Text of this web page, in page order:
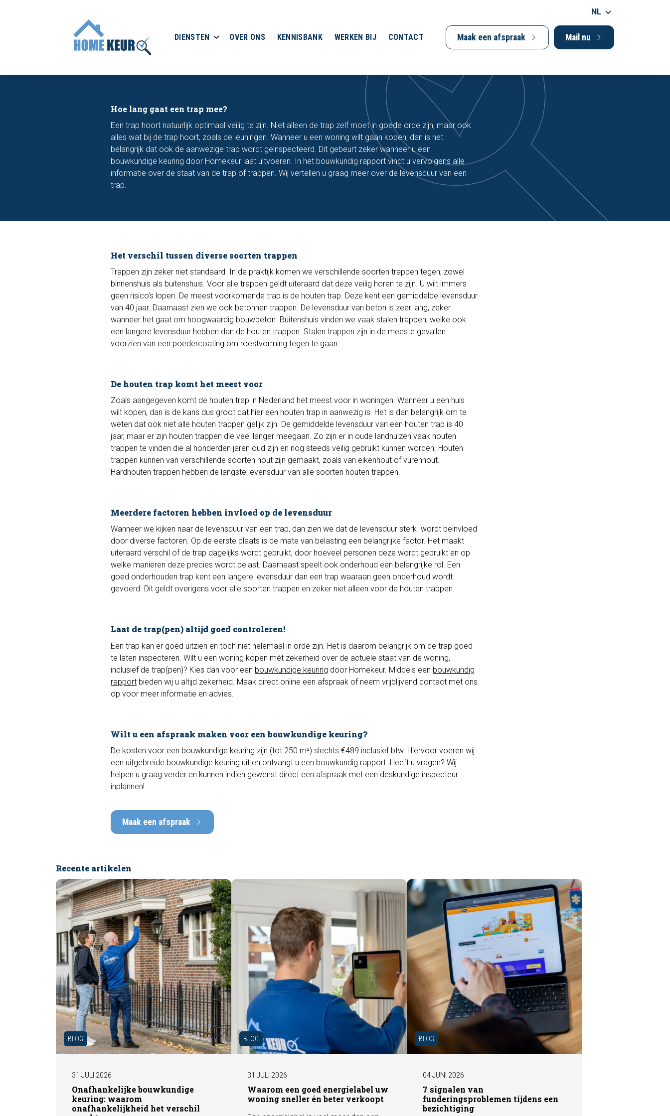
DIENSTEN OVER ONS KENNISBANK WERKEN BIJ CONTACT
NL
Maak een afspraak Mail nu
Hoe lang gaat een trap mee?
Een trap hoort natuurlijk optimaal veilig te zijn. Niet alleen de trap zelf moet in goede orde zijn, maar ook
alles wat bij de trap hoort, zoals de leuningen. Wanneer u een woning wilt gaan kopen, dan is het
belangrijk dat ook de aanwezige trap wordt geïnspecteerd. Dit gebeurt zeker wanneer u een
bouwkundige keuring door Homekeur laat uitvoeren. In het bouwkundig rapport vindt u vervolgens alle
informatie over de staat van de trap of trappen. Wij vertellen u graag meer over de levensduur van een
trap.
Het verschil tussen diverse soorten trappen
Trappen zijn zeker niet standaard. In de praktijk komen we verschillende soorten trappen tegen, zowel
binnenshuis als buitenshuis. Voor alle trappen geldt uiteraard dat deze veilig horen te zijn. U wilt immers
geen risico’s lopen. De meest voorkomende trap is de houten trap. Deze kent een gemiddelde levensduur
van 40 jaar. Daarnaast zien we ook betonnen trappen. De levensduur van beton is zeer lang, zeker
wanneer het gaat om hoogwaardig bouwbeton. Buitenshuis vinden we vaak stalen trappen, welke ook
een langere levensduur hebben dan de houten trappen. Stalen trappen zijn in de meeste gevallen
voorzien van een poedercoating om roestvorming tegen te gaan.
De houten trap komt het meest voor
Zoals aangegeven komt de houten trap in Nederland het meest voor in woningen. Wanneer u een huis
wilt kopen, dan is de kans dus groot dat hier een houten trap in aanwezig is. Het is dan belangrijk om te
weten dat ook niet alle houten trappen gelijk zijn. De gemiddelde levensduur van een houten trap is 40
jaar, maar er zijn houten trappen die veel langer meegaan. Zo zijn er in oude landhuizen vaak houten
trappen te vinden die al honderden jaren oud zijn en nog steeds veilig gebruikt kunnen worden. Houten
trappen kunnen van verschillende soorten hout zijn gemaakt, zoals van eikenhout of vurenhout.
Hardhouten trappen hebben de langste levensduur van alle soorten houten trappen.
Meerdere factoren hebben invloed op de levensduur
Wanneer we kijken naar de levensduur van een trap, dan zien we dat de levensduur sterk wordt beïnvloed
door diverse factoren. Op de eerste plaats is de mate van belasting een belangrijke factor. Het maakt
uiteraard verschil of de trap dagelijks wordt gebruikt, door hoeveel personen deze wordt gebruikt en op
welke manieren deze precies wordt belast. Daarnaast speelt ook onderhoud een belangrijke rol. Een
goed onderhouden trap kent een langere levensduur dan een trap waaraan geen onderhoud wordt
gevoerd. Dit geldt overigens voor alle soorten trappen en zeker niet alleen voor de houten trappen.
Laat de trap(pen) altijd goed controleren!
Een trap kan er goed uitzien en toch niet helemaal in orde zijn. Het is daarom belangrijk om de trap goed
te laten inspecteren. Wilt u een woning kopen mét zekerheid over de actuele staat van de woning,
inclusief de trap(pen)? Kies dan voor een bouwkundige keuring door Homekeur. Middels een bouwkundig
rapport bieden wij u altijd zekerheid. Maak direct online een afspraak of neem vrijblijvend contact met ons
op voor meer informatie en advies.
Wilt u een afspraak maken voor een bouwkundige keuring?
De kosten voor een bouwkundige keuring zijn (tot 250 m²) slechts €489 inclusief btw. Hiervoor voeren wij
een uitgebreide bouwkundige keuring uit en ontvangt u een bouwkundig rapport. Heeft u vragen? Wij
helpen u graag verder en kunnen indien gewenst direct een afspraak met een deskundige inspecteur
inplannen!
Maak een afspraak
Recente artikelen
BLOG
31 JULI 2026
Onafhankelijke bouwkundige
keuring: waarom
onafhankelijkheid het verschil
BLOG
31 JULI 2026
Waarom een goed energielabel uw
woning sneller én beter verkoopt
BLOG
04 JUNI 2026
7 signalen van
funderingsproblemen tijdens een
bezichtiging